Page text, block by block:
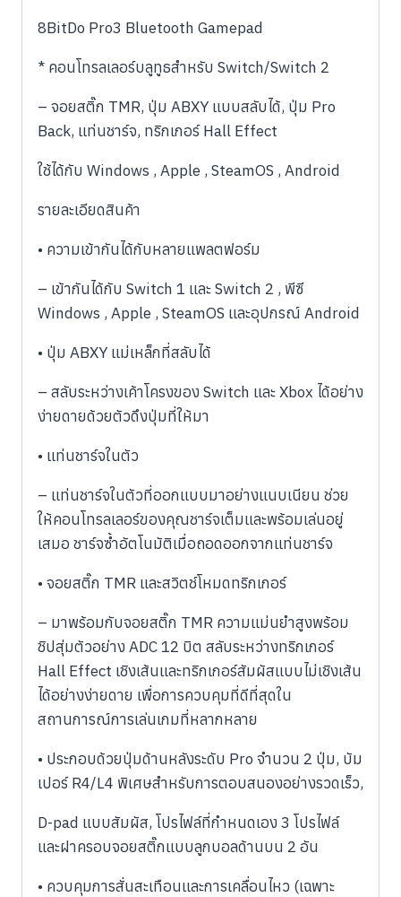
8BitDo Pro3 Bluetooth Gamepad
* คอนโทรลเลอร์บลูทูธสำหรับ Switch/Switch 2
– จอยสติ๊ก TMR, ปุ่ม ABXY แบบสลับได้, ปุ่ม Pro
Back, แท่นชาร์จ, ทริกเกอร์ Hall Effect
ใช้ได้กับ Windows , Apple , SteamOS , Android
รายละเอียดสินค้า
• ความเข้ากันได้กับหลายแพลตฟอร์ม
– เข้ากันได้กับ Switch 1 และ Switch 2 , พีซี
Windows , Apple , SteamOS และอุปกรณ์ Android
• ปุ่ม ABXY แม่เหล็กที่สลับได้
– สลับระหว่างเค้าโครงของ Switch และ Xbox ได้อย่าง
ง่ายดายด้วยตัวดึงปุ่มที่ให้มา
• แท่นชาร์จในตัว
– แท่นชาร์จในตัวที่ออกแบบมาอย่างแนบเนียน ช่วย
ให้คอนโทรลเลอร์ของคุณชาร์จเต็มและพร้อมเล่นอยู่
เสมอ ชาร์จซ้ำอัตโนมัติเมื่อถอดออกจากแท่นชาร์จ
• จอยสติ๊ก TMR และสวิตช์โหมดทริกเกอร์
– มาพร้อมกับจอยสติ๊ก TMR ความแม่นยำสูงพร้อม
ชิปสุ่มตัวอย่าง ADC 12 บิต สลับระหว่างทริกเกอร์
Hall Effect เชิงเส้นและทริกเกอร์สัมผัสแบบไม่เชิงเส้น
ได้อย่างง่ายดาย เพื่อการควบคุมที่ดีที่สุดใน
สถานการณ์การเล่นเกมที่หลากหลาย
• ประกอบด้วยปุ่มด้านหลังระดับ Pro จำนวน 2 ปุ่ม, บัม
เปอร์ R4/L4 พิเศษสำหรับการตอบสนองอย่างรวดเร็ว,
D-pad แบบสัมผัส, โปรไฟล์ที่กำหนดเอง 3 โปรไฟล์
และฝาครอบจอยสติ๊กแบบลูกบอลด้านบน 2 อัน
• ควบคุมการสั่นสะเทือนและการเคลื่อนไหว (เฉพาะ